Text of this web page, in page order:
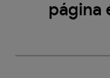
página